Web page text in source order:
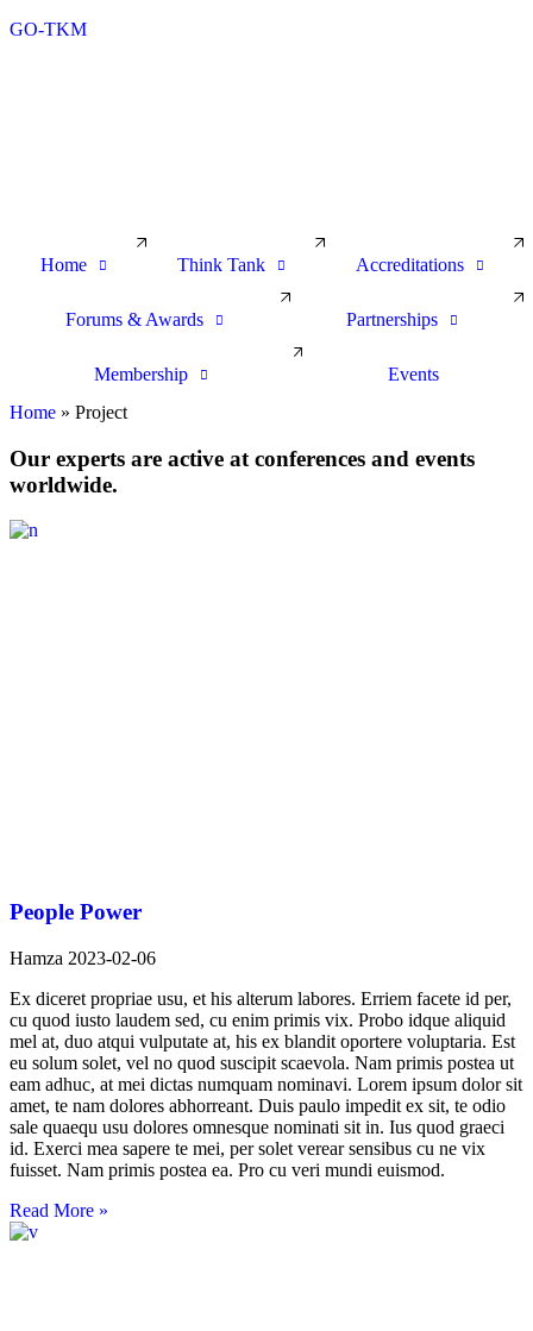
GO-TKM
Home Think Tank Accreditations
Forums & Awards Partnerships
Membership
Events
Home » Project
Our experts are active at conferences and events
worldwide.
People Power
Hamza 2023-02-06
Ex diceret propriae usu, et his alterum labores. Erriem facete id per,
cu quod iusto laudem sed, cu enim primis vix. Probo idque aliquid
mel at, duo atqui vulputate at, his ex blandit oportere voluptaria. Est
eu solum solet, vel no quod suscipit scaevola. Nam primis postea ut
eam adhuc, at mei dictas numquam nominavi. Lorem ipsum dolor sit
amet, te nam dolores abhorreant. Duis paulo impedit ex sit, te odio
sale quaequ usu dolores omnesque nominati sit in. Ius quod graeci
id. Exerci mea sapere te mei, per solet verear sensibus cu ne vix
fuisset. Nam primis postea ea. Pro cu veri mundi euismod.
Read More »